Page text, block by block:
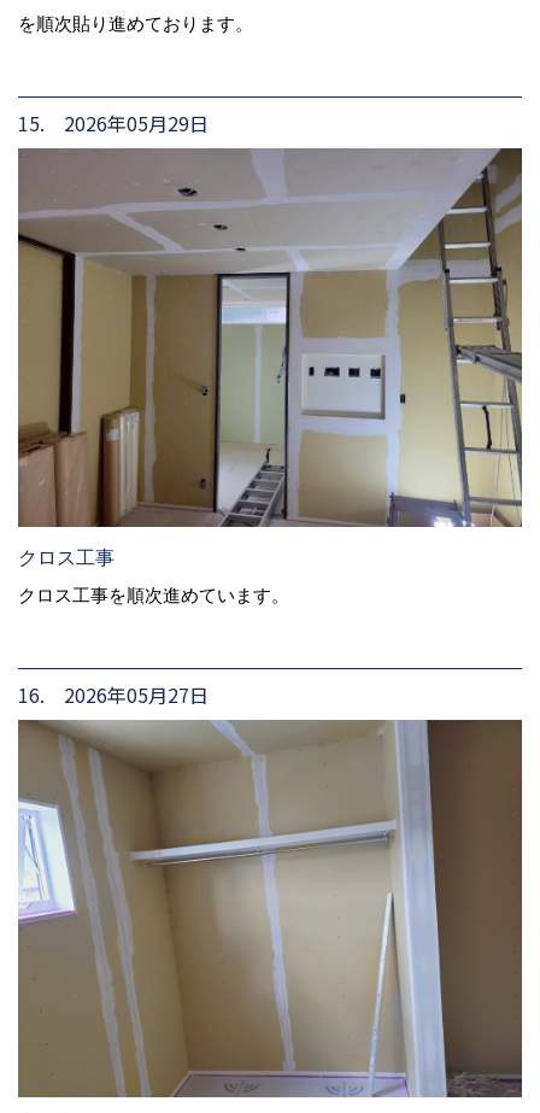
を順次貼り進めております。
15. 2026年05月29日
クロス工事
クロス工事を順次進めています。
16. 2026年05月27日